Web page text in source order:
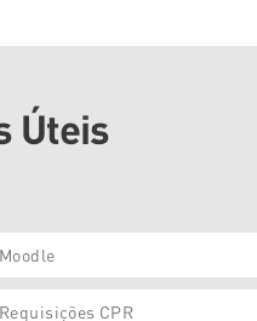
Úteis
Moodle
Requisições CPR